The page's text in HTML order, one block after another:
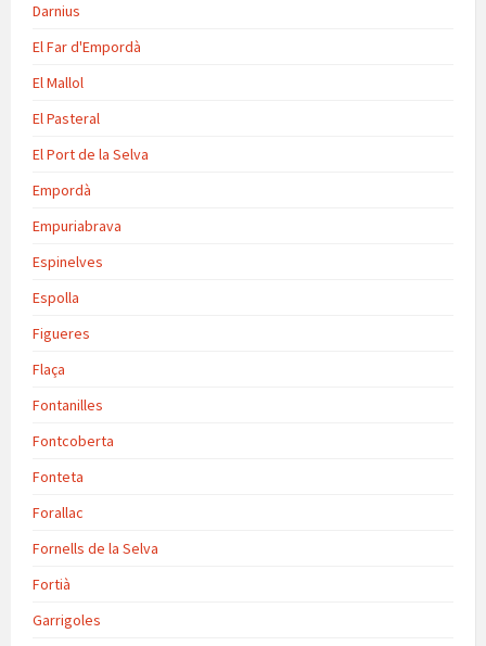
Darnius
El Far d'Empordà
El Mallol
El Pasteral
El Port de la Selva
Empordà
Empuriabrava
Espinelves
Espolla
Figueres
Flaça
Fontanilles
Fontcoberta
Fonteta
Forallac
Fornells de la Selva
Fortià
Garrigoles